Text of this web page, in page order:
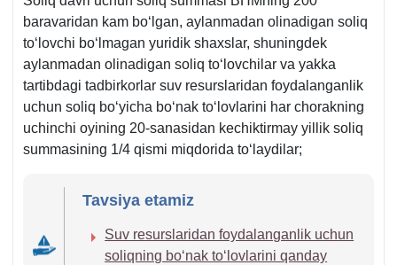
m.
3-
q.
baravaridan kam boʻlgan, aylanmadan olinadigan soliq
toʻlovchi boʻlmagan yuridik shaхslar, shuningdek
aylanmadan olinadigan soliq toʻlovchilar va yakka
tartibdagi tadbirkorlar suv resurslaridan foydalanganlik
uchun soliq boʻyicha boʻnak toʻlovlarini har chorakning
uchinchi oyining 20-sanasidan kechiktirmay yillik soliq
summasining 1/4 qismi miqdorida toʻlaydilar;
Tavsiya etamiz
Suv resurslaridan foydalanganlik uchun
soliqning boʻnak toʻlovlarini qanday